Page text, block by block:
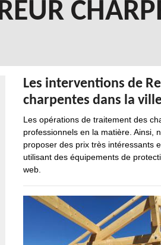
Les interventions de
charpentes dans la
Les opérations de traitement des
professionnels en la matière. Ainsi,
proposer des prix très intéressants
utilisant des équipements de
web.